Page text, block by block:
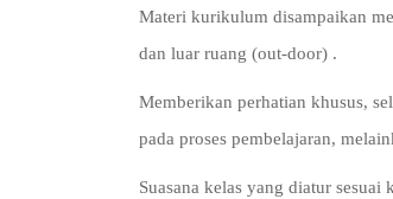
Materi kurikulum disampaikan
dan luar ruang (out-door) .
Memberikan perhatian khusus,
pada proses pembelajaran,
Suasana kelas yang diatur